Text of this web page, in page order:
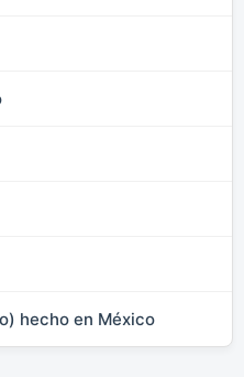
hecho en México